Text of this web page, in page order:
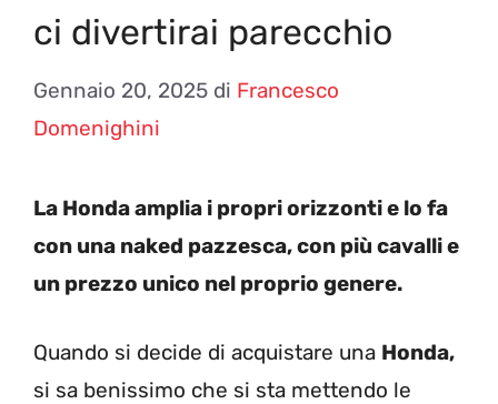
ci divertirai parecchio
Gennaio 20, 2025 di Francesco
Domenighini
La Honda amplia i propri orizzonti e lo fa
con una naked pazzesca, con più cavalli e
un prezzo unico nel proprio genere.
Quando si decide di acquistare una Honda,
si sa benissimo che si sta mettendo le